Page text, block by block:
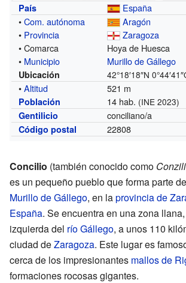
País
España
•Com. autónoma
Aragón
• Provincia
Zaragoza
• Comarca
Hoya de Huesca
• Municipio Murillo de Gállego
Ubicación 42°18′18″N
•Altitud 521 m
Población 14 hab. (INE 2023)
Gentilicio
conciliano/a
Código postal 22808
Concilio (también conocido como
es un pequeño pueblo que forma parte
Murillo de Gállego, en laprovincia de
España. Se encuentra en una zona
izquierda del río Gállego, a unos 110
ciudad deZaragoza. Este lugar es
cerca de los impresionantes mallos de
formaciones rocosas gigantes.